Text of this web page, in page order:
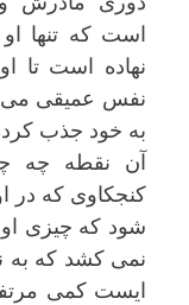
است که تنها او
نهاده است تا او
نفس عمیقی می
به خود جذب کرده
آن نقطه چه
کنجکاوی که در
شود که چیزی او
نمی کشد که به
ایست کمی مرتفع